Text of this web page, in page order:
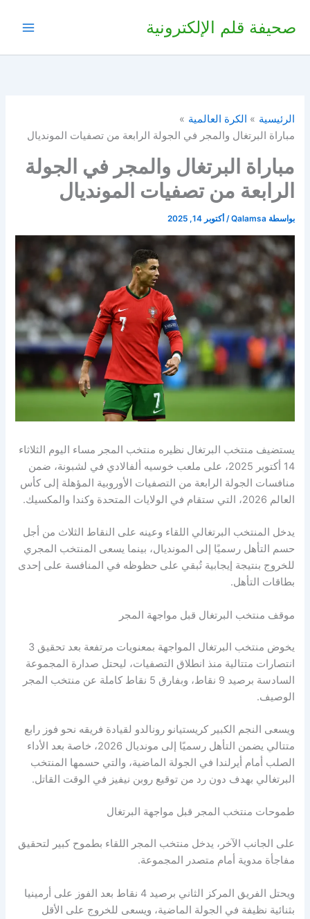
صحيفة قلم الإلكترونية
الرئيسية
الكرة العالمية
مباراة البرتغال والمجر في الجولة الرابعة من تصفيات المونديال
مباراة البرتغال والمجر في الجولة
الرابعة من تصفيات المونديال
بواسطة Qalamsa
/ أكتوبر 14, 2025
يستضيف منتخب البرتغال نظيره منتخب المجر مساء اليوم الثلاثاء
14 أكتوبر 2025، على ملعب خوسيه ألفالادي في لشبونة، ضمن
منافسات الجولة الرابعة من التصفيات الأوروبية المؤهلة إلى كأس
العالم 2026، التي ستقام في الولايات المتحدة وكندا والمكسيك.
يدخل المنتخب البرتغالي اللقاء وعينه على النقاط الثلاث من أجل
حسم التأهل رسميًا إلى المونديال، بينما يسعى المنتخب المجري
للخروج بنتيجة إيجابية تُبقي على حظوظه في المنافسة على إحدى
بطاقات التأهل.
موقف منتخب البرتغال قبل مواجهة المجر
يخوض منتخب البرتغال المواجهة بمعنويات مرتفعة بعد تحقيق 3
انتصارات متتالية منذ انطلاق التصفيات، ليحتل صدارة المجموعة
السادسة برصيد 9 نقاط، وبفارق 5 نقاط كاملة عن منتخب المجر
الوصيف.
ويسعى النجم الكبير كريستيانو رونالدو لقيادة فريقه نحو فوز رابع
متتالي يضمن التأهل رسميًا إلى مونديال 2026، خاصة بعد الأداء
الصلب أمام أيرلندا في الجولة الماضية، والتي حسمها المنتخب
البرتغالي بهدف دون رد من توقيع روبن نيفيز في الوقت القاتل.
طموحات منتخب المجر قبل مواجهة البرتغال
على الجانب الآخر، يدخل منتخب المجر اللقاء بطموح كبير لتحقيق
مفاجأة مدوية أمام متصدر المجموعة.
ويحتل الفريق المركز الثاني برصيد 4 نقاط بعد الفوز على أرمينيا
بثنائية نظيفة في الجولة الماضية، ويسعى للخروج على الأقل